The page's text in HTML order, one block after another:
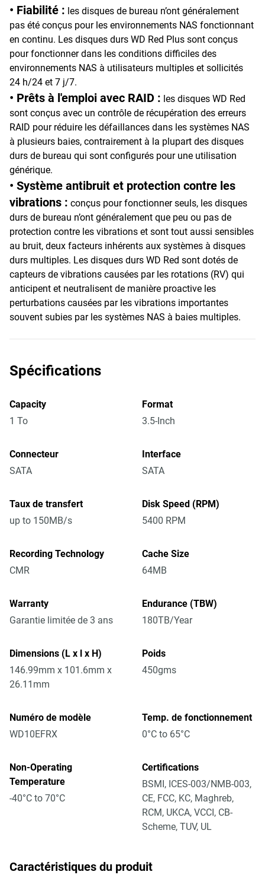
• Fiabilité : les disques de bureau n’ont généralement
pas été conçus pour les environnements NAS fonctionnant
en continu. Les disques durs WD Red Plus sont conçus
pour fonctionner dans les conditions difficiles des
environnements NAS à utilisateurs multiples et sollicités
24 h/24 et 7 j/7.
• Prêts à l'emploi avec RAID : les disques WD Red
sont conçus avec un contrôle de récupération des erreurs
RAID pour réduire les défaillances dans les systèmes NAS
à plusieurs baies, contrairement à la plupart des disques
durs de bureau qui sont configurés pour une utilisation
générique.
• Système antibruit et protection contre les
vibrations : conçus pour fonctionner seuls, les disques
durs de bureau n’ont généralement que peu ou pas de
protection contre les vibrations et sont tout aussi sensibles
au bruit, deux facteurs inhérents aux systèmes à disques
durs multiples. Les disques durs WD Red sont dotés de
capteurs de vibrations causées par les rotations (RV) qui
anticipent et neutralisent de manière proactive les
perturbations causées par les vibrations importantes
souvent subies par les systèmes NAS à baies multiples.
Spécifications
Capacity
1 To
Format
3.5-Inch
Connecteur
SATA
Interface
SATA
Taux de transfert
up to 150MB/s
Disk Speed (RPM)
5400 RPM
Recording Technology
CMR
Cache Size
64MB
Warranty
Garantie limitée de 3 ans
Endurance (TBW)
180TB/Year
Dimensions (L x l x H)
146.99mm x 101.6mm x
26.11mm
Poids
450gms
Numéro de modèle
WD10EFRX
Temp. de fonctionnement
0°C to 65°C
Non-Operating
Temperature
-40°C to 70°C
Certifications
BSMI, ICES-003/NMB-003,
CE, FCC, KC, Maghreb,
RCM, UKCA, VCCI, CB-
Scheme, TUV, UL
Caractéristiques du produit